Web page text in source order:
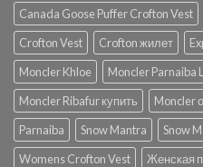
Symbolism
&
Comfort
Explained
Canada Goose Puffer Crofton Vest
Crofton Vest
Crofton жилет
Moncler Khloe
Moncler Parnaiba
Moncler Ribafur купить
Moncler
Parnaiba
Snow Mantra
Snow
Womens Crofton Vest
Женская